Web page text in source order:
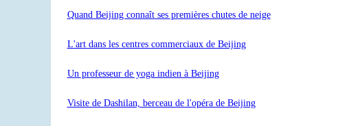
Quand Beijing connaît ses premières chutes de neige
L'art dans les centres commerciaux de Beijing
Un professeur de yoga indien à Beijing
Visite de Dashilan, berceau de l'opéra de Beijing